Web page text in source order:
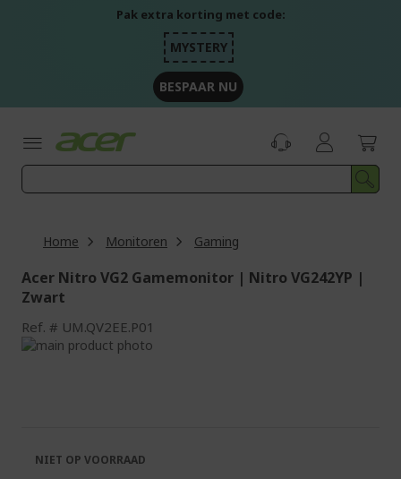
Pak extra korting met code:
MYSTERY
BESPAAR NU
Home Monitoren Gaming
Acer Nitro VG2 Gamemonitor | Nitro VG242YP |
Zwart
Ref. UM.QV2EE.P01
Ga
afbeeldingen-
gallerij
afbeeldingen-
NIET OP VOORRAAD